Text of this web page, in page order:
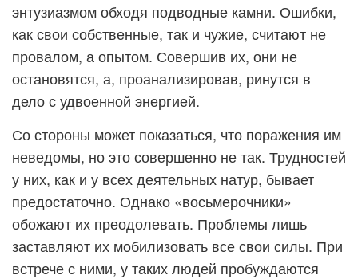
энтузиазмом обходя подводные камни. Ошибки,
как свои собственные, так и чужие, считают не
провалом, а опытом. Совершив их, они не
остановятся, а, проанализировав, ринутся в
дело с удвоенной энергией.
Со стороны может показаться, что поражения им
неведомы, но это совершенно не так. Трудностей
у них, как и у всех деятельных натур, бывает
предостаточно. Однако «восьмерочники»
обожают их преодолевать. Проблемы лишь
заставляют их мобилизовать все свои силы. При
встрече с ними, у таких людей пробуждаются